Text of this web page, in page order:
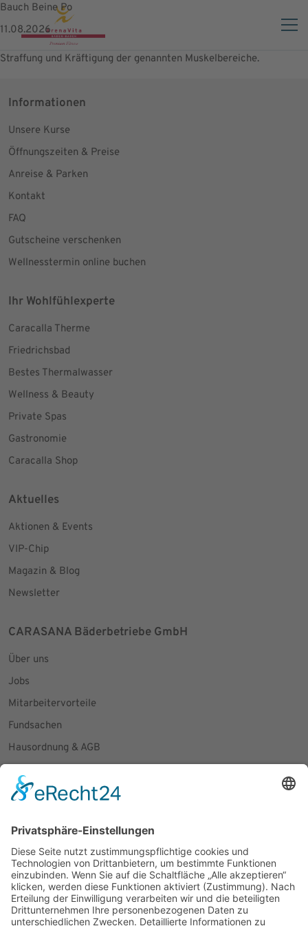
Bauch Beine Po
11.08.2026
Straffung und Kräftigung der genannten Muskelbereiche.
Informationen
Unsere Kurse
Öffnungszeiten & Preise
Anreise & Parken
Kontakt
FAQ
Gutscheine verschenken
Wellnesstermin online buchen
Ihr Wohlfühlexperte
Caracalla Therme
Friedrichsbad
Bestes Thermalwasser
Wellness & Beauty
Private Spas
Gastronomie
Caracalla Shop
Aktuelles
Aktionen & Events
VIP-Chip
Magazin & Blog
Newsletter
CARASANA Bäderbetriebe GmbH
Über uns
Jobs
Mitarbeitervorteile
Fundsachen
Hausordnung & AGB
Facebook
Instagram